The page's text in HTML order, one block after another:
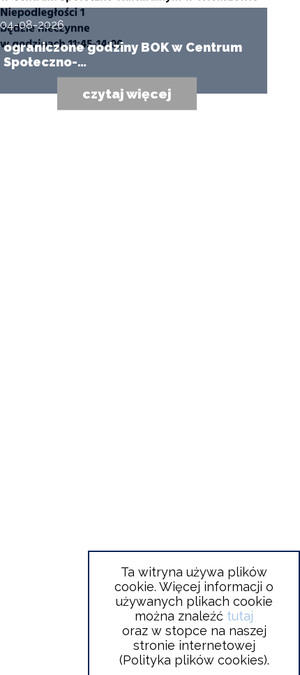
Ta witryna używa plików
cookie. Więcej informacji o
używanych plikach cookie
można znaleźć tutaj
oraz w stopce na naszej
stronie internetowej
(Polityka plików cookies).
04-08-2026
ograniczone godziny BOK w Centrum
Społeczno-…
czytaj więcej